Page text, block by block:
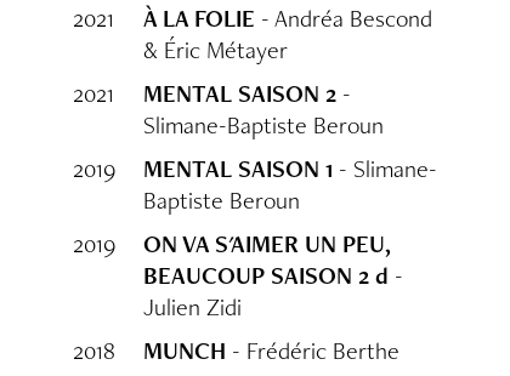
2021
À LA FOLIE - Andréa Bescond
& Éric Métayer
2021
MENTAL SAISON 2 -
Slimane-Baptiste Beroun
2019
MENTAL SAISON 1 - Slimane-
Baptiste Beroun
2019
ON VA S'AIMER UN PEU,
BEAUCOUP SAISON 2 d -
Julien Zidi
2018
MUNCH - Frédéric Berthe